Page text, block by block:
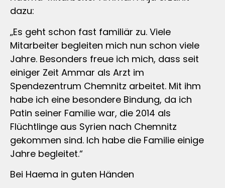
dazu:
„Es geht schon fast familiär zu. Viele
Mitarbeiter begleiten mich nun schon viele
Jahre. Besonders freue ich mich, dass seit
einiger Zeit Ammar als Arzt im
Spendezentrum Chemnitz arbeitet. Mit ihm
habe ich eine besondere Bindung, da ich
Patin seiner Familie war, die 2014 als
Flüchtlinge aus Syrien nach Chemnitz
gekommen sind. Ich habe die Familie einige
Jahre begleitet.“
Bei Haema in guten Händen